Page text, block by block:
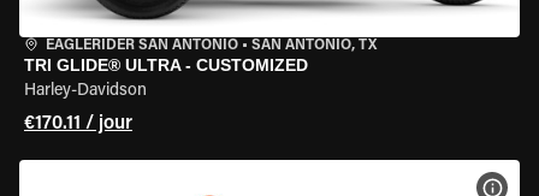
EAGLERIDER SAN ANTONIO • SAN ANTONIO, TX
TRI GLIDE® ULTRA - CUSTOMIZED
Harley-Davidson
€170.11 / jour